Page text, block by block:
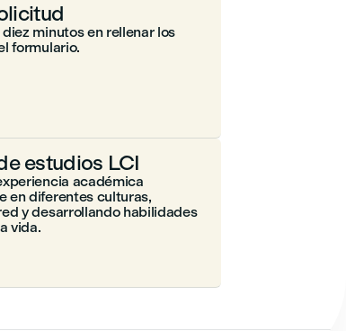
minutos en rellenar los
formulario.
estudios LCI
académica
en diferentes culturas,
y desarrollando habilidades
vida.